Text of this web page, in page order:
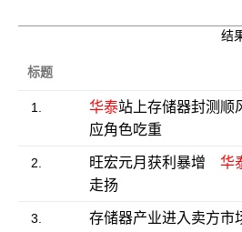
结
标题
1. 华泰站上存储器封测
应角色吃重
2. 旺宏元月获利暴增 华
走扬
3. 存储器产业进入卖方